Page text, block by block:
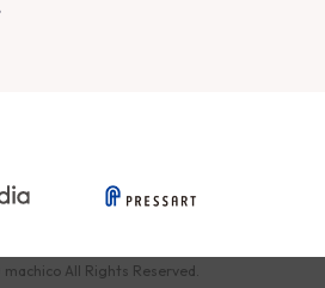
All Rights Reserved.